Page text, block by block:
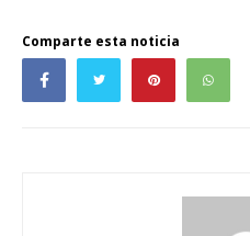
Comparte esta noticia